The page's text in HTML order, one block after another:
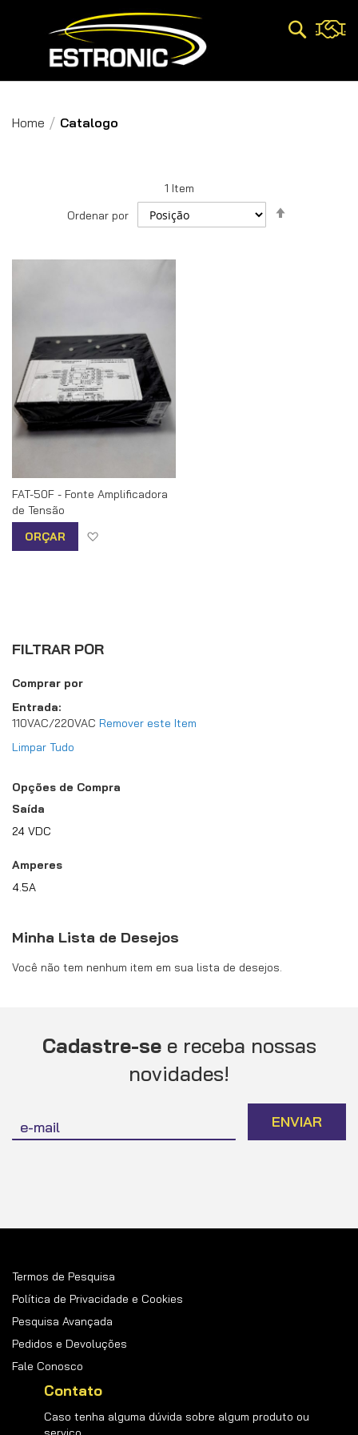
Pesquisa
Home Catalogo
1 Item
Ordenar por
FAT-50F - Fonte Amplificadora
de Tensão
ORÇAR
FILTRAR POR
Comprar por
Entrada
110VAC/220VAC Remover este Item
Limpar Tudo
Opções de Compra
Saída
24 VDC
Amperes
4.5A
Minha Lista de Desejos
Você não tem nenhum item em sua lista de desejos.
Cadastre-see receba nossas
novidades!
se
na
ENVIAR
Termos de Pesquisa
Política de Privacidade e Cookies
Pesquisa Avançada
Pedidos e Devoluções
Fale Conosco
Contato
Caso tenha alguma dúvida sobre algum produto ou